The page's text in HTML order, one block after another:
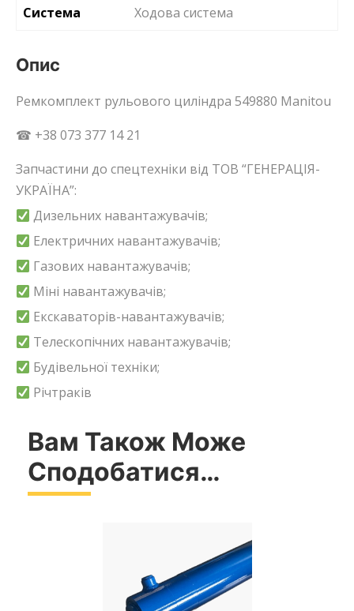
Система Ходова система
Опис
Ремкомплект рульового циліндра 549880 Manitou
☎ +38 073 377 14 21
Запчастини до спецтехніки від ТОВ “ГЕНЕРАЦІЯ-
УКРАЇНА”:
Дизельних навантажувачів;
Електричних навантажувачів;
Газових навантажувачів;
Міні навантажувачів;
Екскаваторів-навантажувачів;
Телескопічних навантажувачів;
Будівельної техніки;
Річтраків
Вам Також Може
Сподобатися…